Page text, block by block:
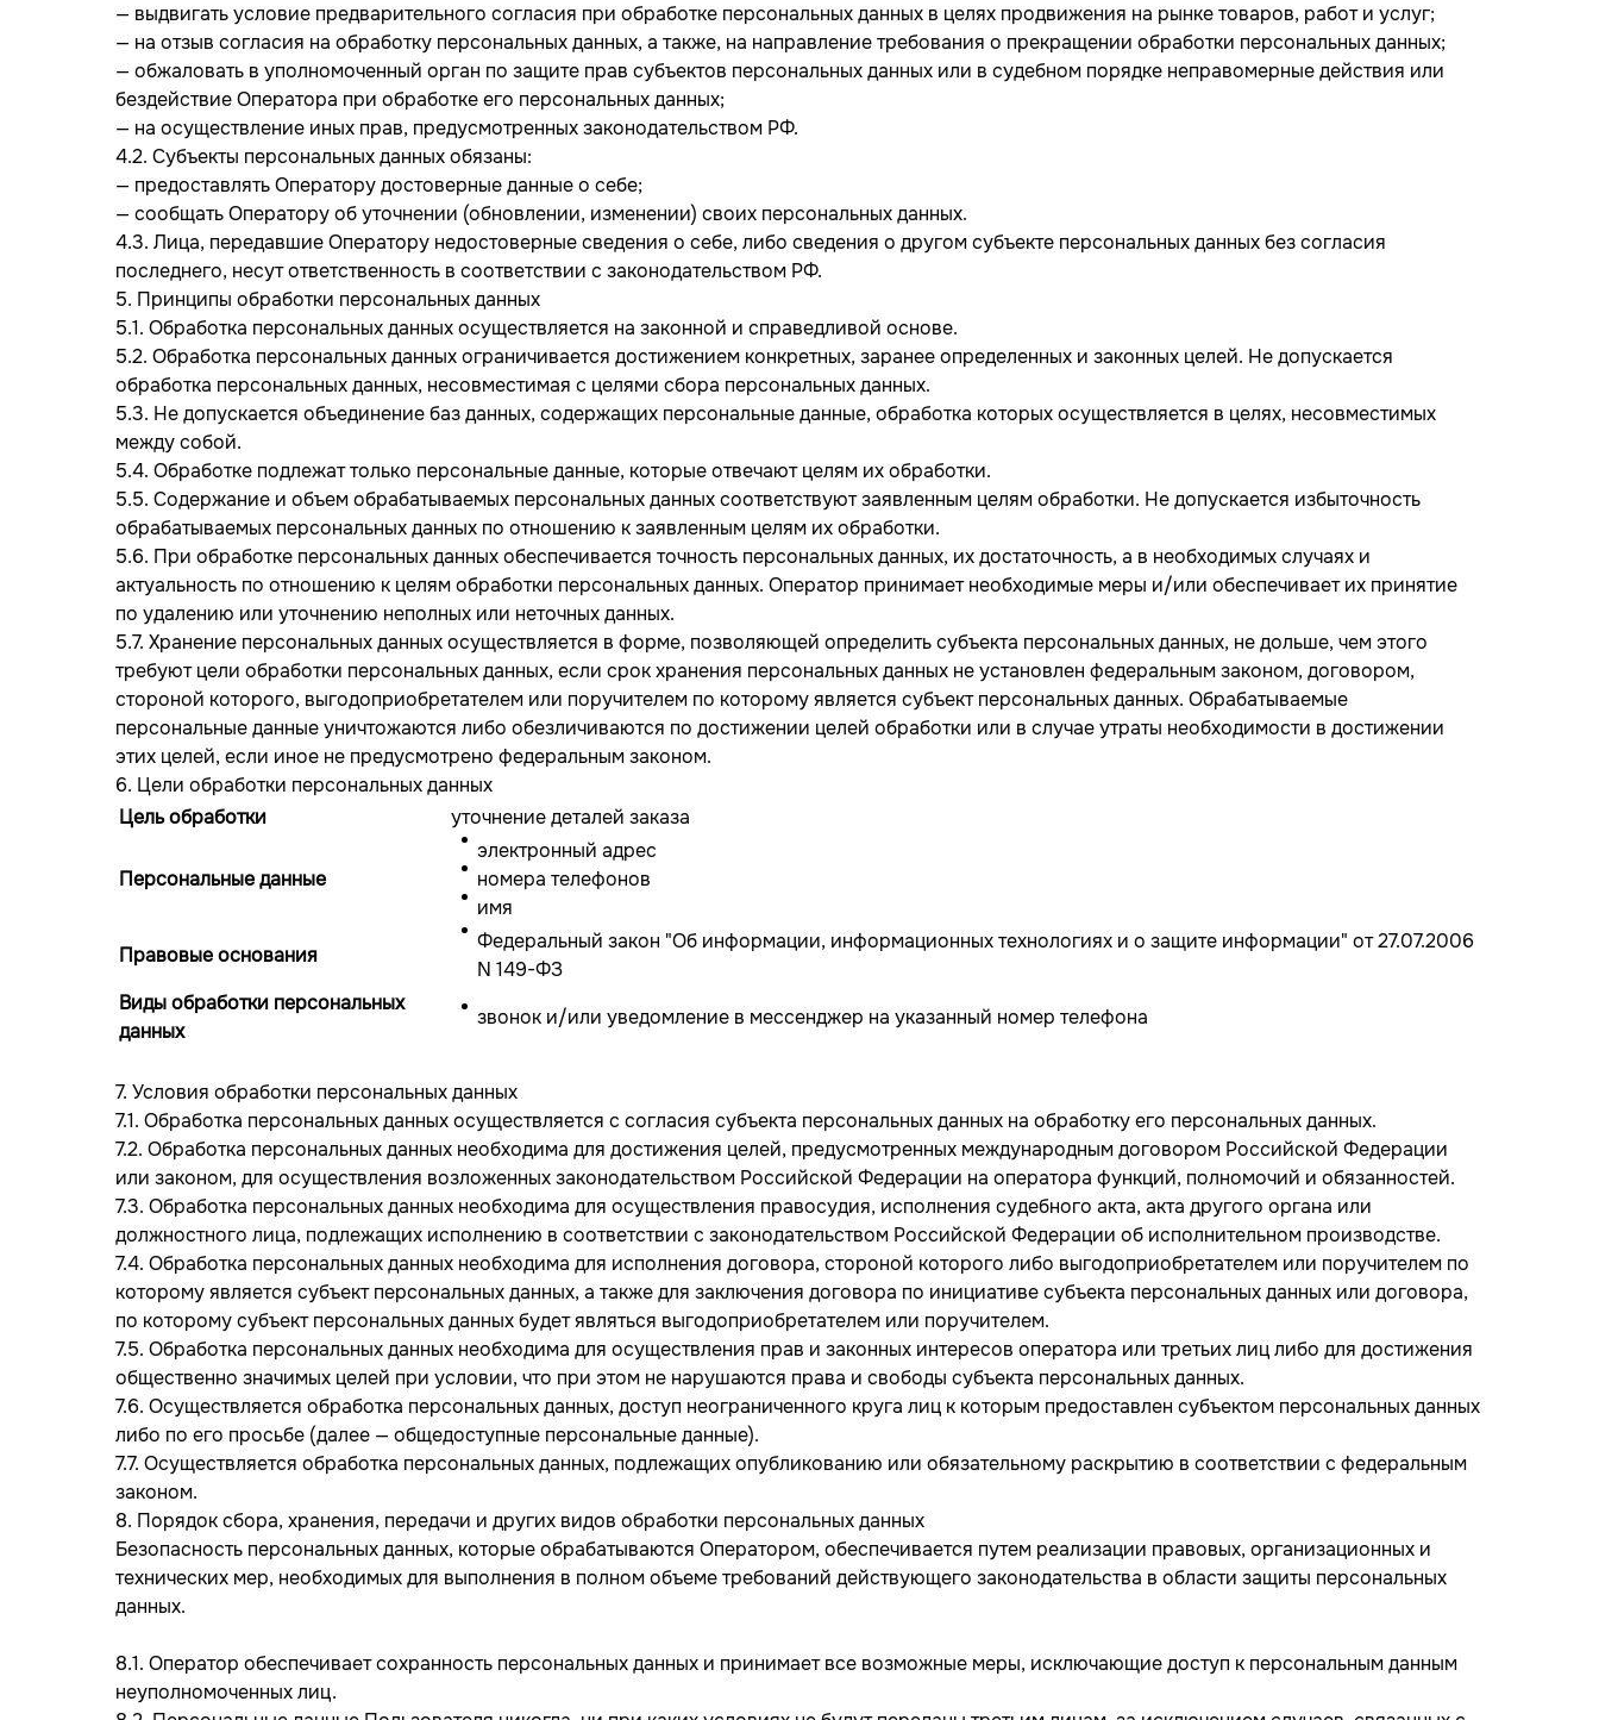
— выдвигать условие предварительного согласия при обработке персональных данных в целях продвижения на рынке товаров, работ и услуг;
— на отзыв согласия на обработку персональных данных, а также, на направление требования о прекращении обработки персональных данных;
— обжаловать в уполномоченный орган по защите прав субъектов персональных данных или в судебном порядке неправомерные действия или
бездействие Оператора при обработке его персональных данных;
— на осуществление иных прав, предусмотренных законодательством РФ.
4.2. Субъекты персональных данных обязаны:
— предоставлять Оператору достоверные данные о себе;
— сообщать Оператору об уточнении (обновлении, изменении) своих персональных данных.
4.3. Лица, передавшие Оператору недостоверные сведения о себе, либо сведения о другом субъекте персональных данных без согласия
последнего, несут ответственность в соответствии с законодательством РФ.
5. Принципы обработки персональных данных
5.1. Обработка персональных данных осуществляется на законной и справедливой основе.
5.2. Обработка персональных данных ограничивается достижением конкретных, заранее определенных и законных целей. Не допускается
обработка персональных данных, несовместимая с целями сбора персональных данных.
5.3. Не допускается объединение баз данных, содержащих персональные данные, обработка которых осуществляется в целях, несовместимых
между собой.
5.4. Обработке подлежат только персональные данные, которые отвечают целям их обработки.
5.5. Содержание и объем обрабатываемых персональных данных соответствуют заявленным целям обработки. Не допускается избыточность
обрабатываемых персональных данных по отношению к заявленным целям их обработки.
5.6. При обработке персональных данных обеспечивается точность персональных данных, их достаточность, а в необходимых случаях и
актуальность по отношению к целям обработки персональных данных. Оператор принимает необходимые меры и/или обеспечивает их принятие
по удалению или уточнению неполных или неточных данных.
5.7. Хранение персональных данных осуществляется в форме, позволяющей определить субъекта персональных данных, не дольше, чем этого
требуют цели обработки персональных данных, если срок хранения персональных данных не установлен федеральным законом, договором,
стороной которого, выгодоприобретателем или поручителем по которому является субъект персональных данных. Обрабатываемые
персональные данные уничтожаются либо обезличиваются по достижении целей обработки или в случае утраты необходимости в достижении
этих целей, если иное не предусмотрено федеральным законом.
6. Цели обработки персональных данных
Цель обработки
уточнение деталей заказа
Персональные данные
электронный адрес
номера телефонов
имя
Правовые основания
Федеральный закон "Об информации, информационных технологиях и о защите информации" от 27.07.2006
N 149-ФЗ
Виды обработки персональных
данных
звонок и/или уведомление в мессенджер на указанный номер телефона
7. Условия обработки персональных данных
7.1. Обработка персональных данных осуществляется с согласия субъекта персональных данных на обработку его персональных данных.
7.2. Обработка персональных данных необходима для достижения целей, предусмотренных международным договором Российской Федерации
или законом, для осуществления возложенных законодательством Российской Федерации на оператора функций, полномочий и обязанностей.
7.3. Обработка персональных данных необходима для осуществления правосудия, исполнения судебного акта, акта другого органа или
должностного лица, подлежащих исполнению в соответствии с законодательством Российской Федерации об исполнительном производстве.
7.4. Обработка персональных данных необходима для исполнения договора, стороной которого либо выгодоприобретателем или поручителем по
которому является субъект персональных данных, а также для заключения договора по инициативе субъекта персональных данных или договора,
по которому субъект персональных данных будет являться выгодоприобретателем или поручителем.
7.5. Обработка персональных данных необходима для осуществления прав и законных интересов оператора или третьих лиц либо для достижения
общественно значимых целей при условии, что при этом не нарушаются права и свободы субъекта персональных данных.
7.6. Осуществляется обработка персональных данных, доступ неограниченного круга лиц к которым предоставлен субъектом персональных данных
либо по его просьбе (далее — общедоступные персональные данные).
7.7. Осуществляется обработка персональных данных, подлежащих опубликованию или обязательному раскрытию в соответствии с федеральным
законом.
8. Порядок сбора, хранения, передачи и других видов обработки персональных данных
Безопасность персональных данных, которые обрабатываются Оператором, обеспечивается путем реализации правовых, организационных и
технических мер, необходимых для выполнения в полном объеме требований действующего законодательства в области защиты персональных
данных.
8.1. Оператор обеспечивает сохранность персональных данных и принимает все возможные меры, исключающие доступ к персональным данным
неуполномоченных лиц.